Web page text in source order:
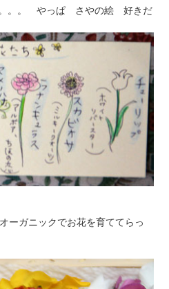
。。 やっぱ さやの絵 好きだ
ーガニックでお花を育ててらっ